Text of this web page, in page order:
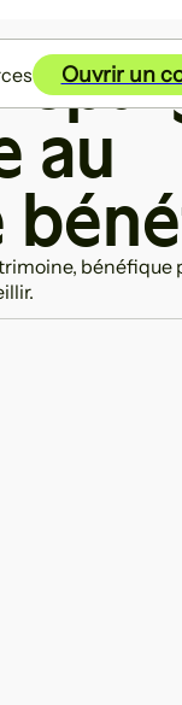
Ouvrir un
au
bénéfique